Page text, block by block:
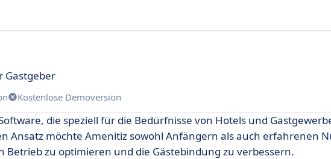
Gastgeber
Kostenlose Demoversion
die speziell für die Bedürfnisse von Hotels und
Ansatz möchte Amenitiz sowohl Anfängern als auch erfahrenen
zu optimieren und die Gästebindung zu verbessern.